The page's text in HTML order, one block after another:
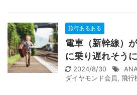
旅行あるある
電車（新幹線）
に乗り遅れそう
2024/8/30
ダイヤモンド会員, 飛行